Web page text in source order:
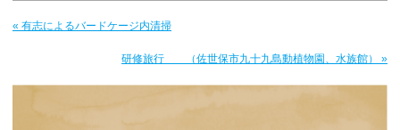
« 有志によるバードケージ内清掃
研修旅行 （佐世保市九十九島動植物園、水族館） »